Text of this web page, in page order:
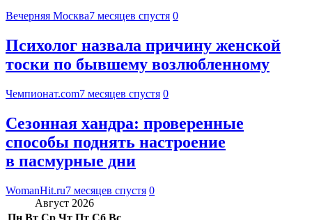
Вечерняя Москва7 месяцев спустя 0
Психолог назвала причину женской
тоски по бывшему возлюбленному
Чемпионат.com7 месяцев спустя 0
Сезонная хандра: проверенные
способы поднять настроение
в пасмурные дни
WomanHit.ru7 месяцев спустя 0
Август 2026
Пн Вт Ср Чт Пт Сб Вс